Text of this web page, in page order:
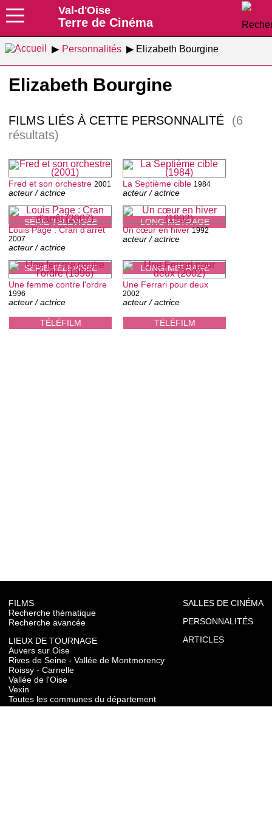
Val-d'Oise
Terre de Cinéma
Personnalités Elizabeth Bourgine
Elizabeth Bourgine
FILMS LIÉS À CETTE PERSONNALITÉ
(6
résultats)
SÉRIE TÉLÉVISÉE
Fred et son orchestre 2001
acteur / actrice
LONG-MÉTRAGE
La Septième cible 1984
acteur / actrice
SÉRIE TÉLÉVISÉE
Louis Page : Cran d'arrêt
2007
acteur / actrice
LONG-MÉTRAGE
Un cœur en hiver 1992
acteur / actrice
TÉLÉFILM
Une femme contre l'ordre
1996
acteur / actrice
TÉLÉFILM
Une Ferrari pour deux
2002
acteur / actrice
FILMS
Recherche thématique
Recherche avancée
LIEUX DE TOURNAGE
Auvers sur Oise
Rives de Seine - Vallée de Montmorency
Roissy - Carnelle
Vallée de l'Oise
Vexin
Toutes les communes du département
SALLES DE CINÉMA
PERSONNALITÉS
ARTICLES